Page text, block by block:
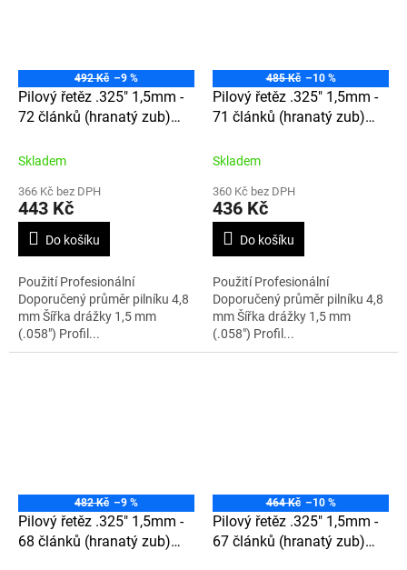
492 Kč –9 %
Pilový řetěz .325" 1,5mm -
72 článků (hranatý zub)
Skladem
366 Kč bez DPH
443 Kč
Do košíku
Použití Profesionální
Doporučený průměr pilníku 4,8
mm Šířka drážky 1,5 mm
(.058") Profil...
485 Kč –10 %
Pilový řetěz .325" 1,5mm -
71 článků (hranatý zub)
Skladem
360 Kč bez DPH
436 Kč
Do košíku
Použití Profesionální
Doporučený průměr pilníku 4,8
mm Šířka drážky 1,5 mm
(.058") Profil...
482 Kč –9 %
Pilový řetěz .325" 1,5mm -
68 článků (hranatý zub)
464 Kč –10 %
Pilový řetěz .325" 1,5mm -
67 článků (hranatý zub)